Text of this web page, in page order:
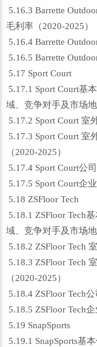
5.16.3 Barrette
毛利率（2020-2025）
5.16.4 Barrette
5.16.5 Barrette
5.17 Sport Court
5.17.1 Sport Court基
域、竞争对手及市场
5.17.2 Sport Court 室
5.17.3 Sport Court 室
（2020-2025）
5.17.4 Sport Court公
5.17.5 Sport Court企
5.18 ZSFloor Tech
5.18.1 ZSFloor Tech
域、竞争对手及市场
5.18.2 ZSFloor Tech
5.18.3 ZSFloor Tech
（2020-2025）
5.18.4 ZSFloor Tech
5.18.5 ZSFloor Tech
5.19 SnapSports
5.19.1 SnapSports基